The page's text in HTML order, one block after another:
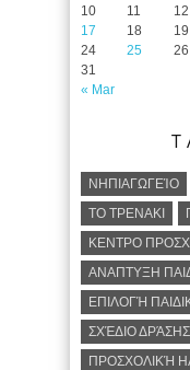
« Mar
10
11 12
17
18 19
24
25 26
31
ΝΗΠΙΑΓΩΓΕΊΟ
ΤΟ ΤΡΕΝΑΚΙ
ΚΕΝΤΡΟ
ΑΝΑΠΤΥΞΗ
ΕΠΙΛΟΓΉ
ΣΧΈΔΙΟ ΔΡΆΣΗΣ
ΠΡΟΣΧΟΛΙΚΉ